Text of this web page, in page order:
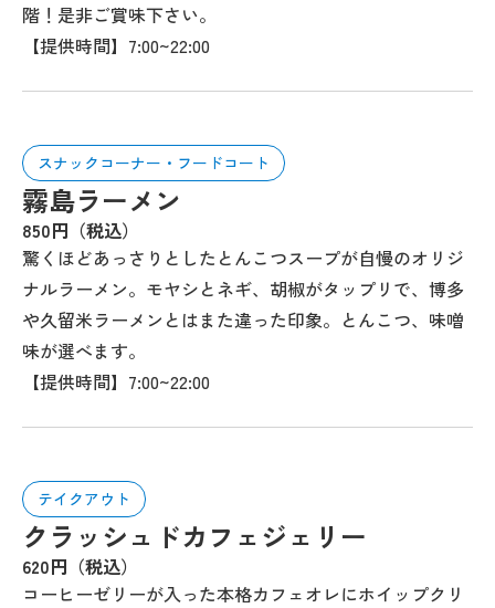
階！是非ご賞味下さい。
【提供時間】7:00~22:00
スナックコーナー・フードコート
霧島ラーメン
850円（税込）
驚くほどあっさりとしたとんこつスープが自慢のオリジ
ナルラーメン。モヤシとネギ、胡椒がタップリで、博多
や久留米ラーメンとはまた違った印象。とんこつ、味噌
味が選べます。
【提供時間】7:00~22:00
テイクアウト
クラッシュドカフェジェリー
620円（税込）
コーヒーゼリーが入った本格カフェオレにホイップクリ